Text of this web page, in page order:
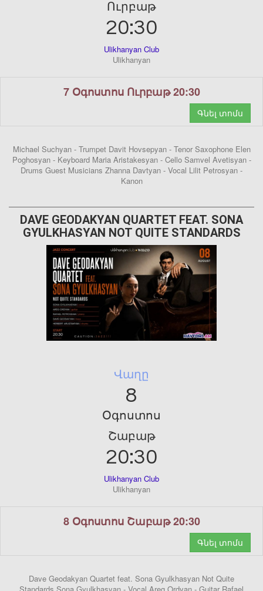
Ուրբաթ
20:30
Ulikhanyan Club
Ulikhanyan
7 Օգոստոս Ուրբաթ 20:30
Գնել տոմս
Michael Suchyan - Trumpet Davit Hovsepyan - Tenor Saxophone Elen
Poghosyan - Keyboard Maria Aristakesyan - Cello Samvel Avetisyan -
Drums Guest Musicians Zhanna Davtyan - Vocal Lilit Petrosyan -
Kanon
DAVE GEODAKYAN QUARTET FEAT. SONA
GYULKHASYAN NOT QUITE STANDARDS
Վաղը
8
Օգոստոս
Շաբաթ
20:30
Ulikhanyan Club
Ulikhanyan
8 Օգոստոս Շաբաթ 20:30
Գնել տոմս
Dave Geodakyan Quartet feat. Sona Gyulkhasyan Not Quite